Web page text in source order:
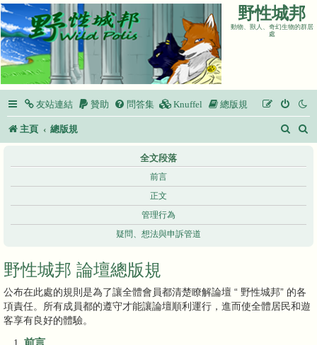
野性城邦
動物、獸人、奇幻生物的群居
處
友站連結 贊助 問答集 Knuffel 總版規
主頁 總版規
搜
全文段落
前言
正文
管理行為
疑問、想法與申訴管道
野性城邦 論壇總版規
公布在此處的規則是為了讓全體會員都清楚瞭解論壇 “ 野性城邦” 的各
項責任。所有成員都的遵守才能讓論壇順利運行，進而使全體居民和遊
客享有良好的體驗。
前言